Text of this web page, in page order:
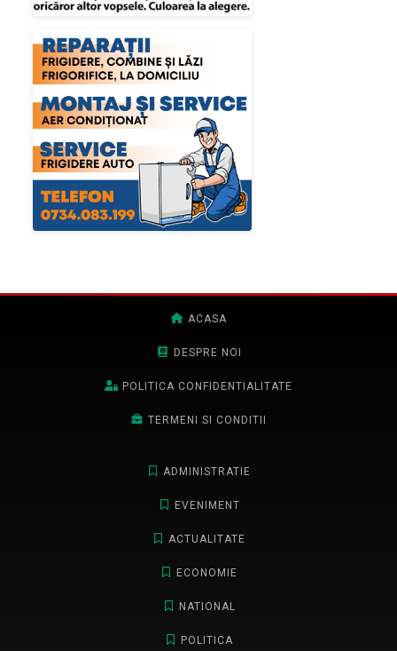
ACASA
DESPRE NOI
POLITICA CONFIDENTIALITATE
TERMENI SI CONDITII
ADMINISTRATIE
EVENIMENT
ACTUALITATE
ECONOMIE
NATIONAL
POLITICA